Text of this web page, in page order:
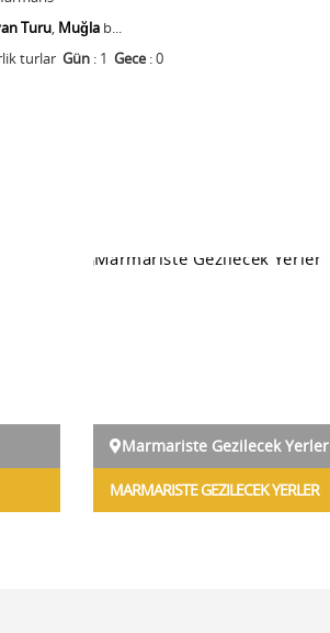
Turu, Muğla b...
turlarGün : 1Gece: 0
Marmariste Gezilecek Yerler
MARMARISTE GEZILECEK YERLER